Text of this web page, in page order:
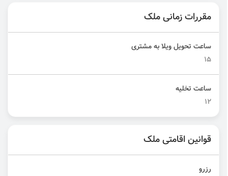
مقررات زمانی ملک
ساعت تحویل ویلا به مشتری
15
ساعت تخلیه
12
قوانین اقامتی ملک
رزرو